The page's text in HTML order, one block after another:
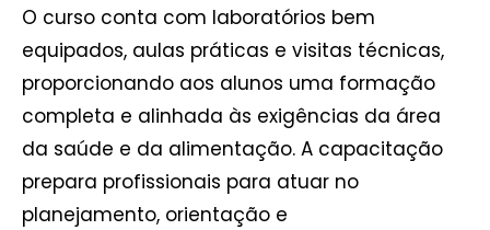
O curso conta com laboratórios bem
equipados, aulas práticas e visitas técnicas,
proporcionando aos alunos uma formação
completa e alinhada às exigências da área
da saúde e da alimentação. A capacitação
prepara profissionais para atuar no
planejamento, orientação e